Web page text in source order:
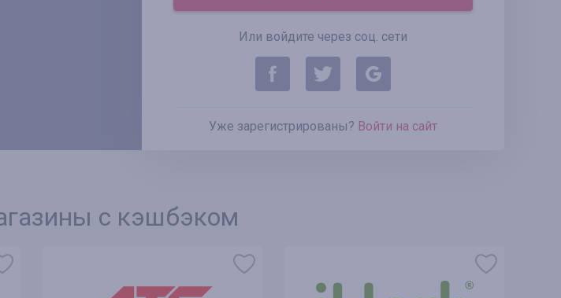
Или войдите через соц. сети
Уже зарегистрированы? Войти на сайт
с кэшбэком